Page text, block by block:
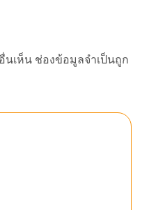
นเห็น ช่องข้อมูลจำเป็นถูก